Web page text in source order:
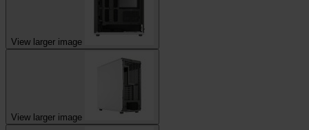
View larger image
View larger image